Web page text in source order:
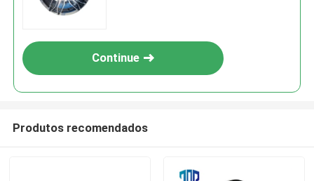
Continue
Produtos recomendados